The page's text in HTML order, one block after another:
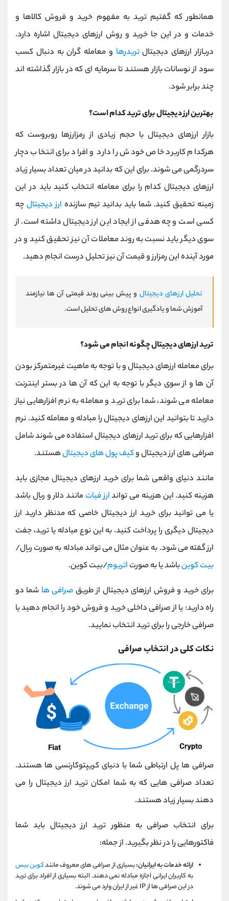
همانطور که گفتیم ترید به مفهوم خرید و فروش کالاها و
خدمات و در این جا خرید و روش ارزهای دیجیتال اشاره دارد.
دربازار ارزهای دیجیتالتریدرها و معامله گران به دنبال کسب
سود از نوسانات بازار هستند تا سرمایه ای که در بازار گذاشته اند
چند برابر شود.
بهترین ارز دیجیتال برای ترید کدام است؟
بازار ارزهای دیجیتال با حجم زیادی از رمزارزها روبروست که
هرکدام کاربرد خاص خودش را دارد و افراد برای انتخاب دچار
سردرگمی می شوند. برای این که بدانید در میان تعداد بسیار زیاد
ارزهای دیجیتال کدام را برای معامله انتخاب کنید باید در این
زمینه تحقیق کنید. شما باید بدانید تیم سازنده ارز دیجیتال چه
کسی است و چه هدفی از ایجاد این ارز دیجیتال داشته است. از
سوی دیگر باید نسبت به روند معاملات آن نیز تحقیق کنید و در
مورد آینده این رمزارز و قیمت آن نیز تحلیل درست انجام دهید.
تحلیل ارزهای دیجیتال و پیش بینی روند قیمتی آن ها نیازمند
آموزش شما و یادگیری انواع روش های تحلیل است.
ترید ارزهای دیجیتال چگونه انجام می شود؟
برای معامله ارزهای دیجیتال و با توجه به ماهیت غیرمتمرکز بودن
آن ها و از سوی دیگر با توجه به این که آن ها در بستر اینترنت
معامله می شوند، شما برای ترید و معامله به نرم افزارهایی نیاز
دارید تا بتوانید این ارزهای دیجیتال را مبادله و معامله کنید. نرم
افزارهایی که برای ترید ارزهای دیجیتال استفاده می شوند شامل
صرافی های ارز دیجیتال وکیف پول های دیجیتالهستند.
مانند دنیای واقعی شما برای خرید ارزهای دیجیتال مجازی باید
هزینه کنید. این هزینه می تواندارز فیات مانند دلار و ریال باشد
یا می توانید برای خرید ارز دیجیتال خاصی که مدنظر دارید ارز
دیجیتال دیگری را پرداخت کنید. به این نوع مبادله یا ترید، جفت
ارز گفته می شود. به عنوان مثال می تواند مبادله به صورت ریال/
بیت کوینباشد یا به صورت اتریوم/بیت کوین.
برای خرید و فروش ارزهای دیجیتال از طریق صرافی ها شما دو
راه دارید: یا از صرافی داخلی خرید و فروش خود را انجام دهید یا
صرافی خارجی را برای ترید انتخاب نمایید.
نکات کلی در انتخاب صرافی
صرافی ها پل ارتباطی شما با دنیای کریپتوکارنسی ها هستند.
تعداد صرافی هایی که به شما امکان ترید ارز دیجیتال را می
دهند بسیار زیاد هستند.
برای انتخاب صرافی به منظور ترید ارز دیجیتال باید شما
فاکتورهایی را در نظر بگیرید. از جمله:
ارائه خدمات به ایرانیان:بسیاری از صرافی های معروف مانندکوین بیس
به کاربران ایرانی اجازه مبادله نمی دهند. البته بسیاری از افراد برای ترید
در این صرافی ها از IP غیر از ایران وارد می شوند.